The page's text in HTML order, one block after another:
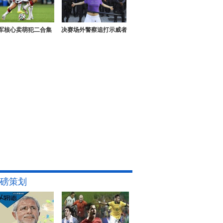
核心卖萌犯二合集 决赛场外警察追打示威者
策划